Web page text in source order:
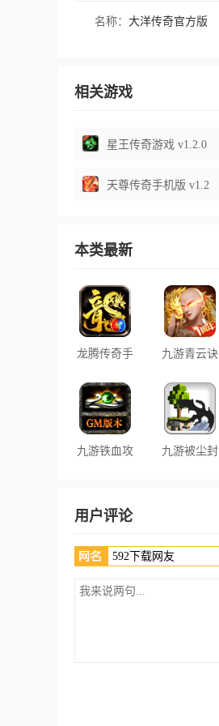
名称： 大洋传奇官方版
相关游戏
星王传奇游戏 v1.2.0
天尊传奇手机版 v1.2
本类最新
龙腾传奇手
九游青云诀
九游铁血攻
九游被尘封
用户评论